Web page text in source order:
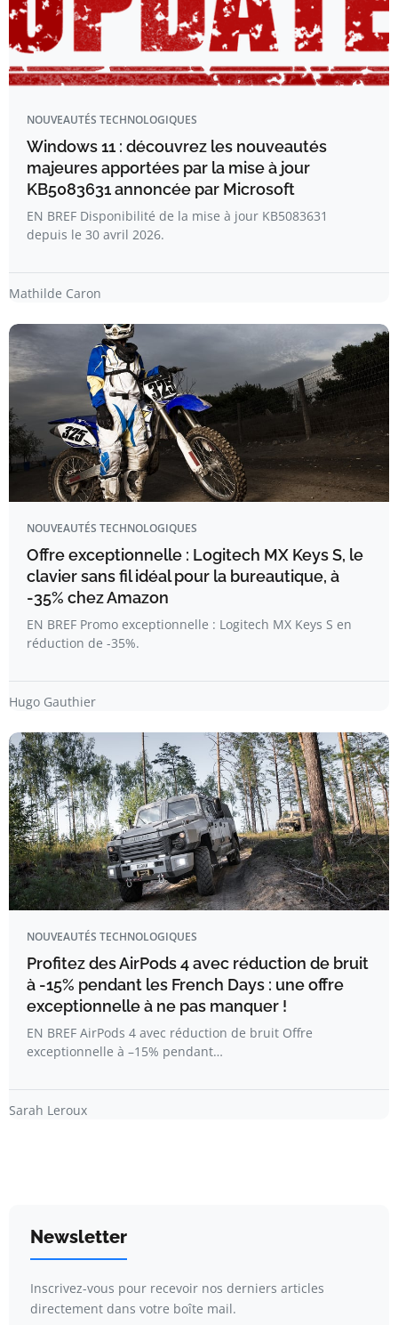
NOUVEAUTÉS TECHNOLOGIQUES
Windows 11 : découvrez les nouveautés
majeures apportées par la mise à jour
KB5083631 annoncée par Microsoft
EN BREF Disponibilité de la mise à jour KB5083631
depuis le 30 avril 2026.
Mathilde Caron
NOUVEAUTÉS TECHNOLOGIQUES
Offre exceptionnelle : Logitech MX Keys S, le
clavier sans fil idéal pour la bureautique, à
-35% chez Amazon
EN BREF Promo exceptionnelle : Logitech MX Keys S en
réduction de -35%.
Hugo Gauthier
NOUVEAUTÉS TECHNOLOGIQUES
Profitez des AirPods 4 avec réduction de bruit
à -15% pendant les French Days : une offre
exceptionnelle à ne pas manquer !
EN BREF AirPods 4 avec réduction de bruit Offre
exceptionnelle à –15% pendant…
Sarah Leroux
Newsletter
Inscrivez-vous pour recevoir nos derniers articles
directement dans votre boîte mail.